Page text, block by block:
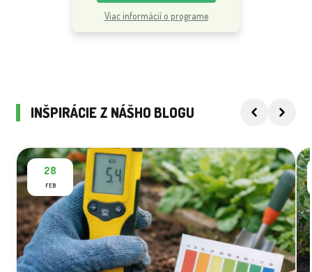
Viac informácií o programe
INŠPIRÁCIE Z NÁŠHO BLOGU
28
FEB